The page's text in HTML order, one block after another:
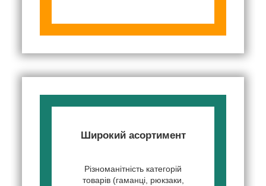
Широкий асортимент
Різноманітність категорій
товарів (гаманці, рюкзаки,